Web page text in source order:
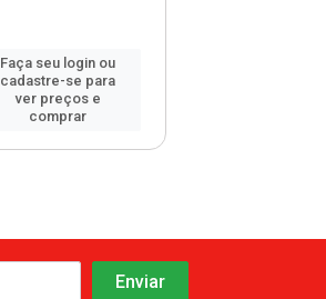
Faça seu login ou
cadastre-se para
ver preços e
comprar